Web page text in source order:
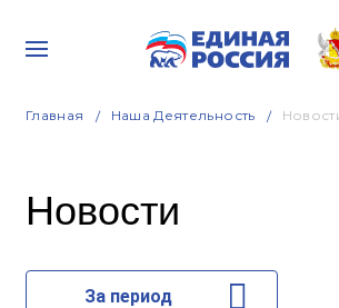
Главная Наша Деятельность
Новости
За период